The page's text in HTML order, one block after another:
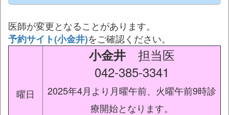
医師が変更となることがあります。
予約サイト(小金井)をご確認ください。
曜日
小金井担当医
042-385-3341
2025年4月より月曜午前、火曜午前9時診
療開始となります。